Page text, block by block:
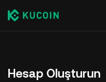
Hesap Oluşturun